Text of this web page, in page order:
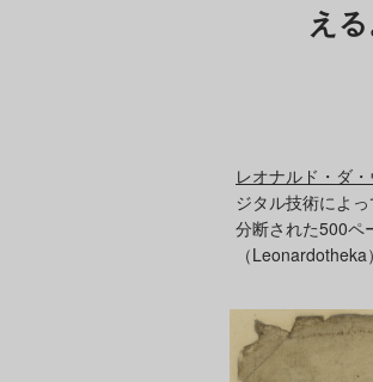
え
レオナルド・ダ
ジタル技術によっ
分断された500ペ
（Leonardotheka